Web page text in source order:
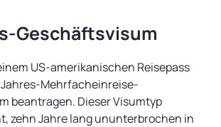
Geschäftsvisum
US-amerikanischen Reisepass
Mehrfacheinreise-
beantragen. Dieser Visumtyp
zehn Jahre lang ununterbrochen in